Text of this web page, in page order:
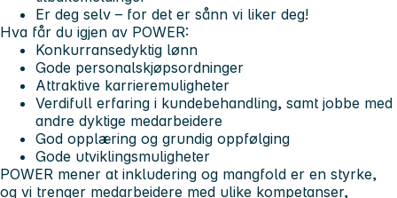
Er deg selv – for det er sånn vi liker deg!
Hva får du igjen av POWER:
Konkurransedyktig lønn
Gode personalskjøpsordninger
Attraktive karrieremuligheter
Verdifull erfaring i kundebehandling, samt jobbe med
andre dyktige medarbeidere
God opplæring og grundig oppfølging
Gode utviklingsmuligheter
POWER mener at inkludering og mangfold er en styrke,
og vi trenger medarbeidere med ulike kompetanser,